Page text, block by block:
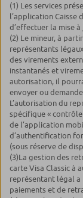
(1) Les services
l’application Caisse
d’effectuer la mise
(2) Le mineur, à
représentants
des virements
instantanés et
autorisation, il
envoyer ou
L’autorisation du
spécifique «
de l’application
d’authentification
(sous réserve de
(3)La gestion des
carte Visa Classic à
représentant légal
paiements et de